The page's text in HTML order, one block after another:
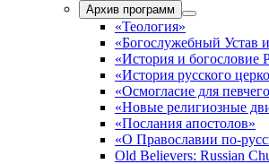
Архив программ
«Теология»
«Богослужебный Устав
«История и богословие
«История русского
«Осмогласие для
«Новые религиозные
«Послания апостолов»
«О Православии по-
Old Believers: Russian